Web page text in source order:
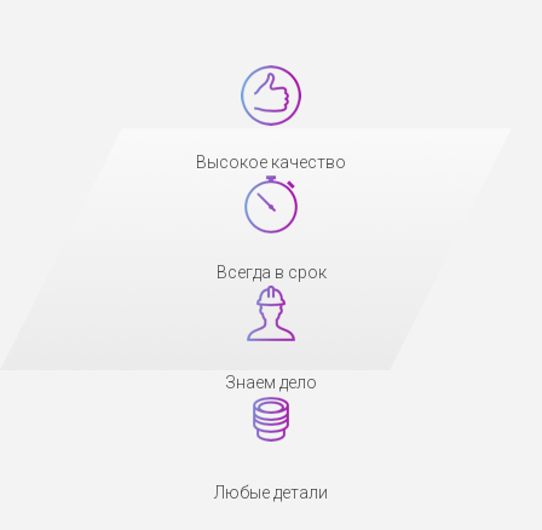
Высокое качество
Всегда в срок
Знаем дело
Любые детали